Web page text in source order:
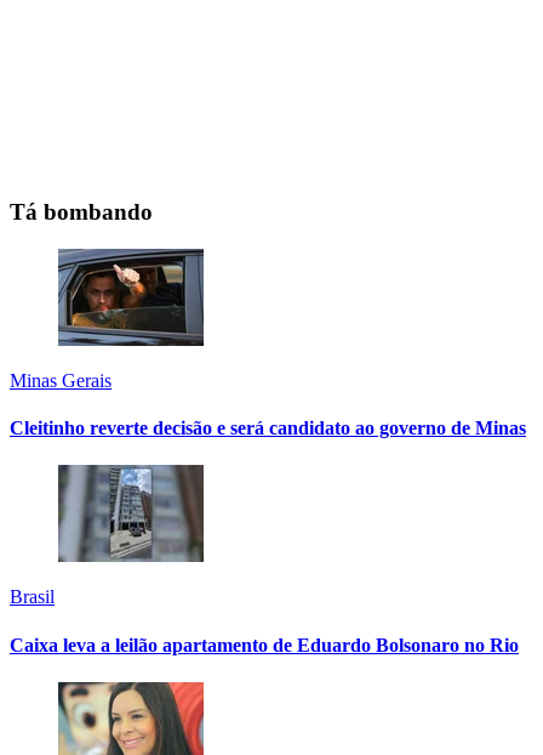
Tá bombando
Minas Gerais
Cleitinho reverte decisão e será candidato ao governo de Minas
Brasil
Caixa leva a leilão apartamento de Eduardo Bolsonaro no Rio